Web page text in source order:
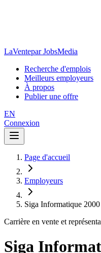
LaVentepar JobsMedia
Recherche d'emplois
Meilleurs employeurs
À propos
Publier une offre
EN
Connexion
Page d'accueil
Employeurs
Siga Informatique
Carrière en vente et
Siga